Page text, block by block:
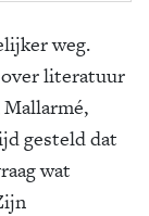
weg.
literatuur
gesteld dat
wat